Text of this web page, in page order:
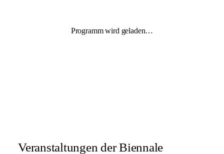
Programm wird geladen…
Veranstaltungen der Biennale